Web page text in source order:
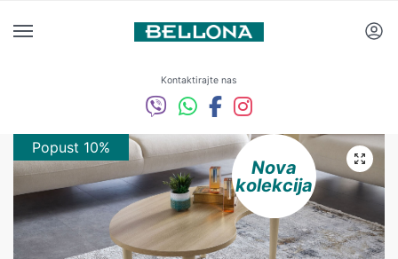
Kontaktirajte nas
Nova
kolekcija
Popust 10%